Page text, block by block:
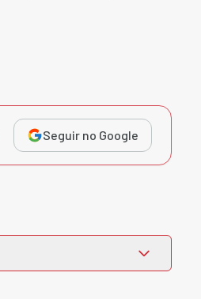
Seguir no Google